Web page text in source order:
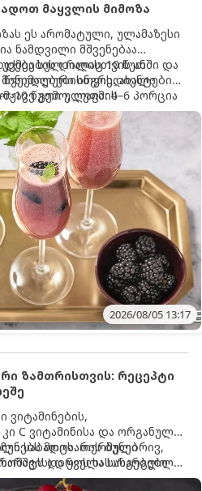
მაყვლის მიმოზა
ეს არომატული, ულამაზესი
ნამდვილი მშვენებაა
დილისთვის ან
ახალი
გემო, ლაიმის
და ცქრიალა ღვინის
საოცრად დახვეწილ და
სულ რაღაც 10 წუთში და
ინგრედიენტები
10 წუთი ულუფა: 4–6 პორცია
2026/08/05 13:17
ზამთრისთვის: რეცეპტი
ვიტამინების,
C ვიტამინისა და ორგანული
საბადოა. თერმული
დროს სასარგებლო
ნაწილი იშლება. ამიტომ,
მოცხარის ბუნებრივ,
და ყველა სასარგებლო